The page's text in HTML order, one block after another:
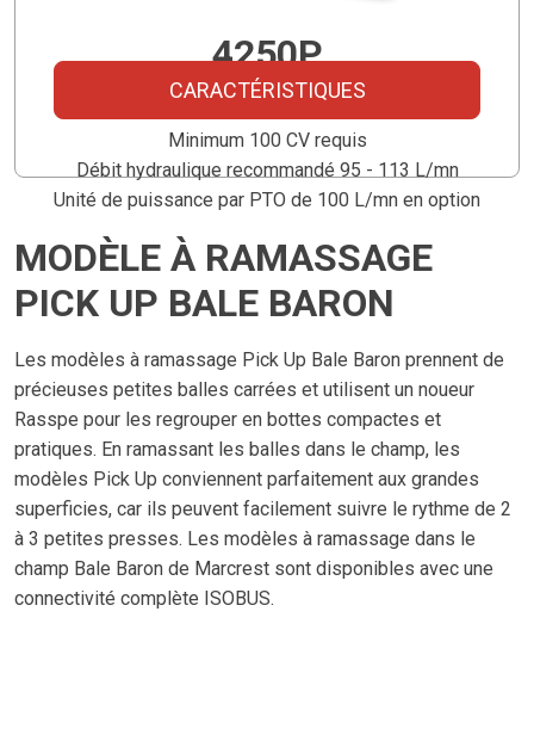
4250P
Minimum 100 CV requis
Débit hydraulique recommandé 95 - 113 L/mn
Unité de puissance par PTO de 100 L/mn en option
CARACTÉRISTIQUES
MODÈLE À RAMASSAGE
PICK UP BALE BARON
Les modèles à ramassage Pick Up Bale Baron prennent de
précieuses petites balles carrées et utilisent un noueur
Rasspe pour les regrouper en bottes compactes et
pratiques. En ramassant les balles dans le champ, les
modèles Pick Up conviennent parfaitement aux grandes
superficies, car ils peuvent facilement suivre le rythme de 2
à 3 petites presses. Les modèles à ramassage dans le
champ Bale Baron de Marcrest sont disponibles avec une
connectivité complète ISOBUS.